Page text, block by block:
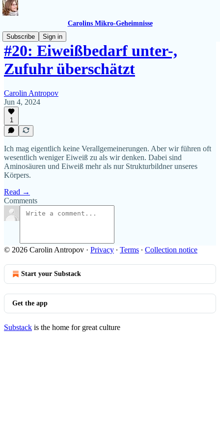
Carolins Mikro-Geheimnisse
Subscribe
Sign in
#20: Eiweißbedarf unter-,
Zufuhr überschätzt
Carolin Antropov
Jun 4, 2024
1
Ich mag eigentlich keine Verallgemeinerungen. Aber wir führen oft
wesentlich weniger Eiweiß zu als wir denken. Dabei sind
Aminosäuren und Eiweiß mehr als nur Strukturbildner unseres
Körpers.
Read →
Comments
© 2026 Carolin Antropov · Privacy ∙ Terms ∙ Collection notice
Start your Substack
Get the app
Substack is the home for great culture